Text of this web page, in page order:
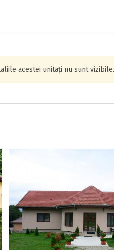
acestei unitați nu sunt vizibile.